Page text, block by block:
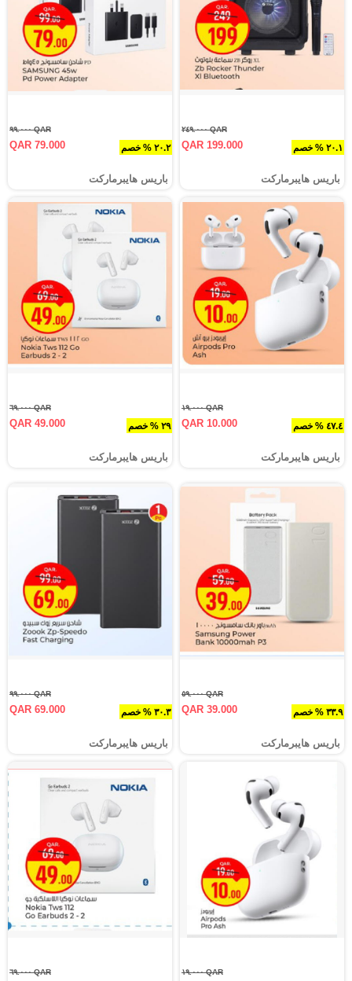
٢٠.١ % خصم
QAR ٢٤٩.٠٠٠
QAR 199.000
باريس هايبرماركت
٢٠.٢ % خصم
QAR ٩٩.٠٠٠
QAR 79.000
باريس هايبرماركت
٤٧.٤ % خصم
QAR ١٩.٠٠٠
QAR 10.000
باريس هايبرماركت
٢٩ % خصم
QAR ٦٩.٠٠٠
QAR 49.000
باريس هايبرماركت
٣٣.٩ % خصم
QAR ٥٩.٠٠٠
QAR 39.000
باريس هايبرماركت
٣٠.٣ % خصم
QAR ٩٩.٠٠٠
QAR 69.000
باريس هايبرماركت
QAR ١٩.٠٠٠ QAR ٦٩.٠٠٠